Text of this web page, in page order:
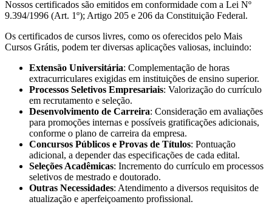
Nossos certificados são emitidos em conformidade com a Lei Nº
9.394/1996 (Art. 1º); Artigo 205 e 206 da Constituição Federal.
Os certificados de cursos livres, como os oferecidos pelo Mais
Cursos Grátis, podem ter diversas aplicações valiosas, incluindo:
Extensão Universitária: Complementação de horas
extracurriculares exigidas em instituições de ensino superior.
Processos Seletivos Empresariais: Valorização do currículo
em recrutamento e seleção.
Desenvolvimento de Carreira: Consideração em avaliações
para promoções internas e possíveis gratificações adicionais,
conforme o plano de carreira da empresa.
Concursos Públicos e Provas de Títulos: Pontuação
adicional, a depender das especificações de cada edital.
Seleções Acadêmicas: Incremento do currículo em processos
seletivos de mestrado e doutorado.
Outras Necessidades: Atendimento a diversos requisitos de
atualização e aperfeiçoamento profissional.